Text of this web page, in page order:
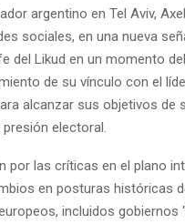
argentino en Tel Aviv,
sociales, en una nueva
del Likud en un momento
de su vínculo con el
alcanzar sus objetivos de
presión electoral.
por las críticas en el plano
en posturas históricas
incluidos gobiernos